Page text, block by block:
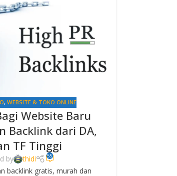
, WEBSITE & TOKO ONLINE
Website Baru
Backlink dari DA,
TF Tinggi
by thidi 55
backlink gratis, murah dan